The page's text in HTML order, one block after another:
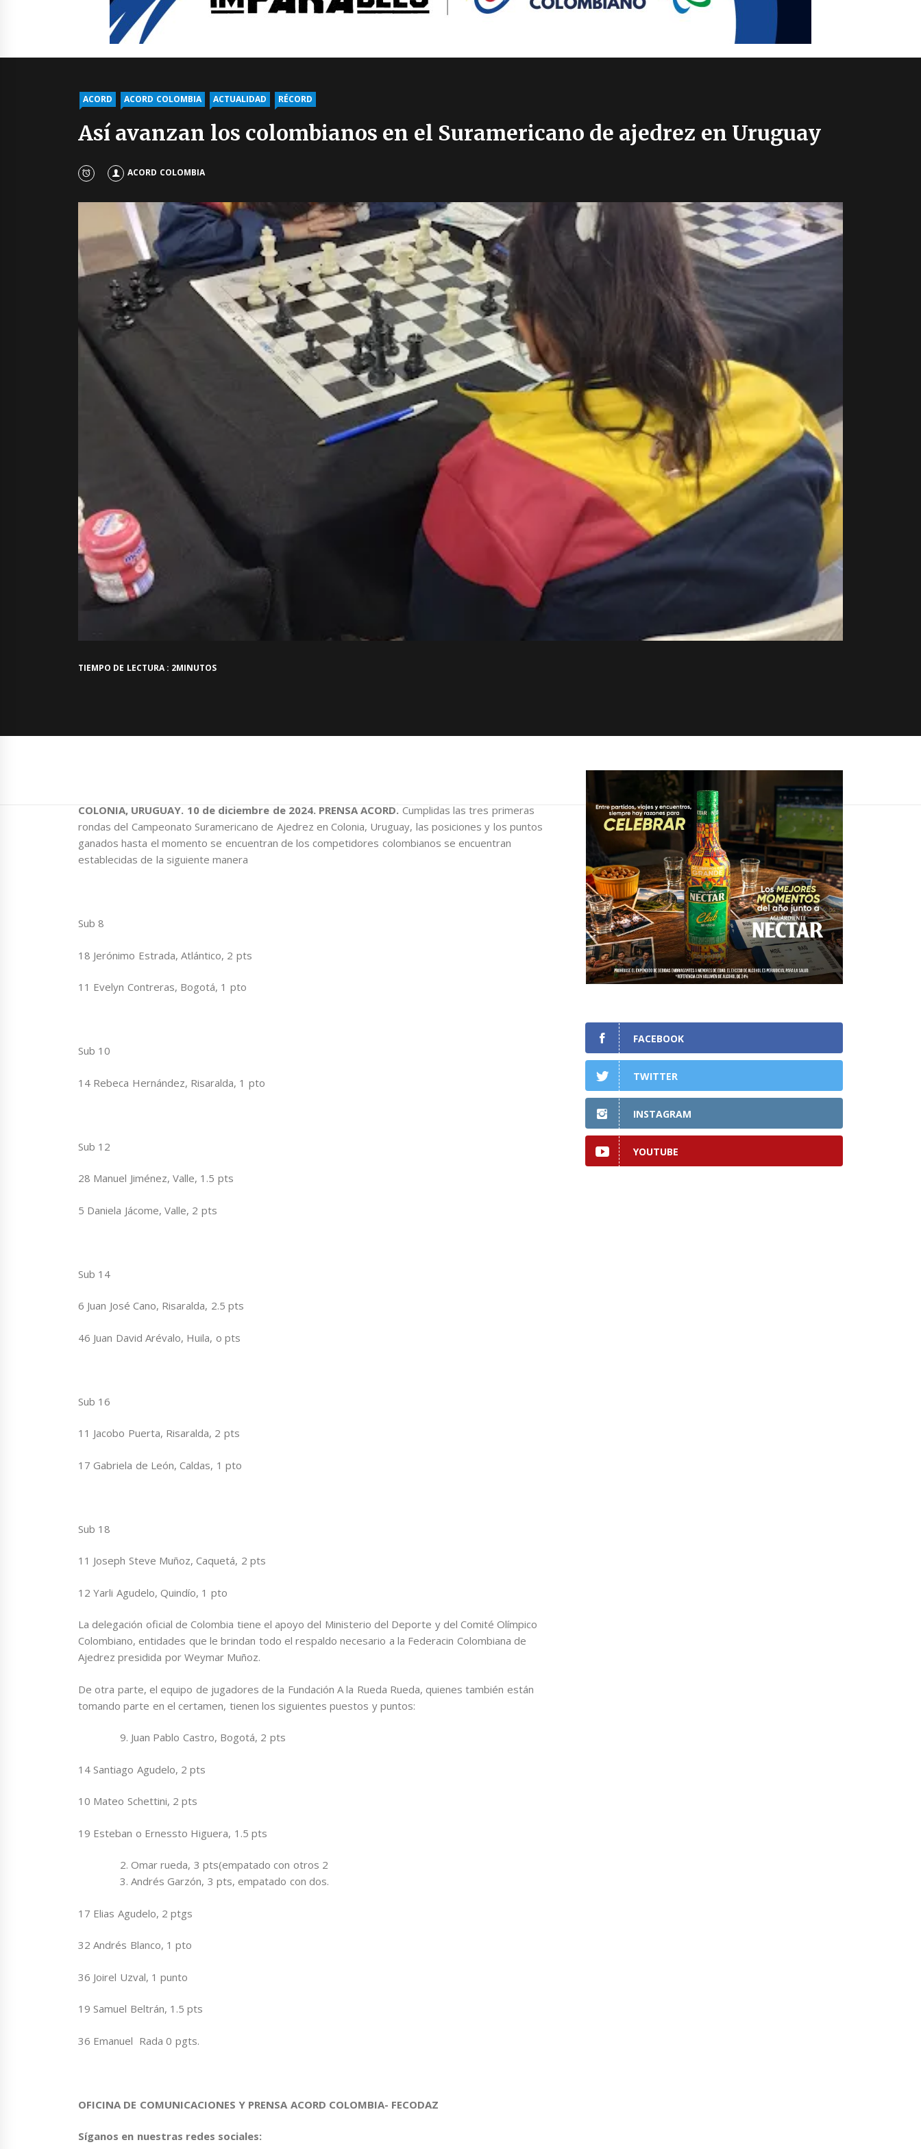
ACORD ACORD COLOMBIA ACTUALIDAD RÉCORD
Así avanzan los colombianos en el Suramericano de ajedrez en Uruguay
ACORD COLOMBIA
TIEMPO DE LECTURA : 2MINUTOS
COLONIA, URUGUAY. 10 de diciembre de 2024. PRENSA ACORD. Cumplidas las tres primeras
rondas del Campeonato Suramericano de Ajedrez en Colonia, Uruguay, las posiciones y los puntos
ganados hasta el momento se encuentran de los competidores colombianos se encuentran
establecidas de la siguiente manera
Sub 8
18 Jerónimo Estrada, Atlántico, 2 pts
11 Evelyn Contreras, Bogotá, 1 pto
Sub 10
14 Rebeca Hernández, Risaralda, 1 pto
Sub 12
28 Manuel Jiménez, Valle, 1.5 pts
5 Daniela Jácome, Valle, 2 pts
Sub 14
6 Juan José Cano, Risaralda, 2.5 pts
46 Juan David Arévalo, Huila, o pts
Sub 16
11 Jacobo Puerta, Risaralda, 2 pts
17 Gabriela de León, Caldas, 1 pto
Sub 18
11 Joseph Steve Muñoz, Caquetá, 2 pts
12 Yarli Agudelo, Quindío, 1 pto
La delegación oficial de Colombia tiene el apoyo del Ministerio del Deporte y del Comité Olímpico
Colombiano, entidades que le brindan todo el respaldo necesario a la Federacin Colombiana de
Ajedrez presidida por Weymar Muñoz.
De otra parte, el equipo de jugadores de la Fundación A la Rueda Rueda, quienes también están
tomando parte en el certamen, tienen los siguientes puestos y puntos:
Juan Pablo Castro, Bogotá, 2 pts
14 Santiago Agudelo, 2 pts
10 Mateo Schettini, 2 pts
19 Esteban o Ernessto Higuera, 1.5 pts
Omar rueda, 3 pts(empatado con otros 2
Andrés Garzón, 3 pts, empatado con dos.
17 Elias Agudelo, 2 ptgs
32 Andrés Blanco, 1 pto
36 Joirel Uzval, 1 punto
19 Samuel Beltrán, 1.5 pts
36 Emanuel Rada 0 pgts.
OFICINA DE COMUNICACIONES Y PRENSA ACORD COLOMBIA- FECODAZ
Síganos en nuestras redes sociales:
FACEBOOK
TWITTER
INSTAGRAM
YOUTUBE